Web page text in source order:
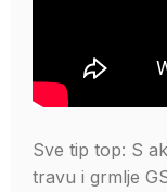
Sve tip top: S
travu i grmlje